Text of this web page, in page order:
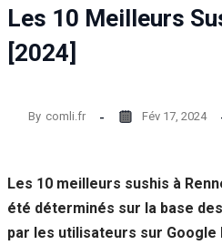
Les 10 Meilleurs
[2024]
By comli.fr Fév 17, 2024
Les 10 meilleurs sushis à
été déterminés sur la base
par les utilisateurs sur Google